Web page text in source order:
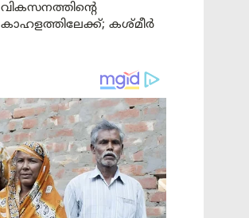
വികസനത്തിന്റെ
കാഹളത്തിലേക്ക്; കശ്മീർ